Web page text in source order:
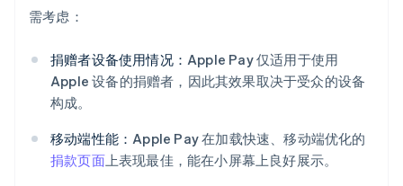
需考虑：
捐赠者设备使用情况： Apple Pay 仅适用于使用
Apple 设备的捐赠者，因此其效果取决于受众的设备
构成。
移动端性能：Apple Pay 在加载快速、移动端优化的
捐款页面上表现最佳，能在小屏幕上良好展示。